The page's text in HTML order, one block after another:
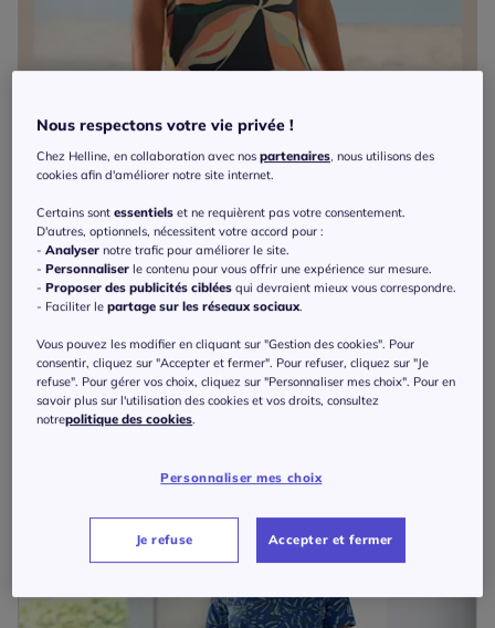
Robe chemisier col v avec motifs floraux et fronces
à partir de 80€
s.Oliver
Nous respectons votre vie privée !
Chez Helline, en collaboration avec nospartenaires, nous utilisons des
cookies afin d'améliorer notre site internet.
Certains sontessentiels et ne requièrent pas votre consentement.
D'autres, optionnels, nécessitent votre accord pour :
-Analyser notre trafic pour améliorer le site.
-Personnaliser le contenu pour vous offrir une expérience sur mesure.
-Proposer des publicités ciblées qui devraient mieux vous correspondre.
- Faciliter lepartage sur les réseaux sociaux.
Vous pouvez les modifier en cliquant sur "Gestion des cookies". Pour
consentir, cliquez sur "Accepter et fermer". Pour refuser, cliquez sur "Je
refuse". Pour gérer vos choix, cliquez sur "Personnaliser mes choix". Pour en
savoir plus sur l'utilisation des cookies et vos droits, consultez
notrepolitique des cookies.
Personnaliser mes choix
Je refuse Accepter et fermer